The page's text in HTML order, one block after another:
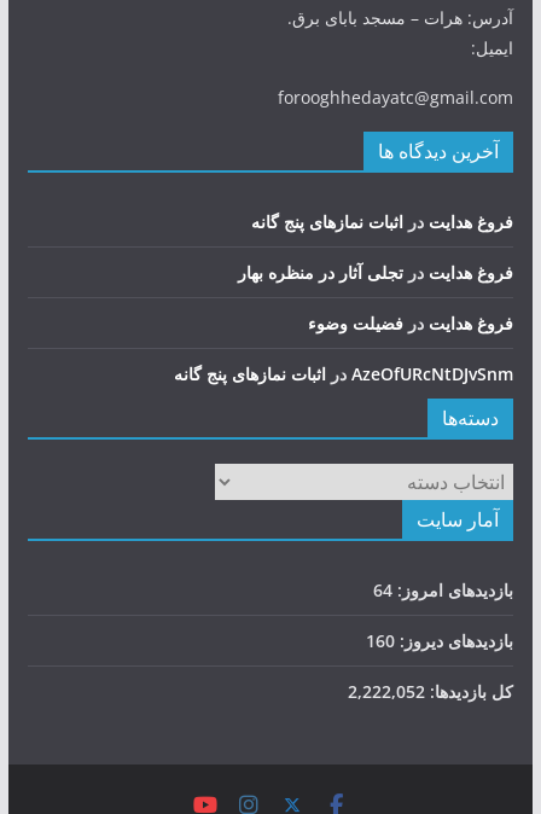
آدرس: هرات – مسجد بابای برق.
ایمیل:
forooghhedayatc@gmail.com
آخرین دیدگاه ها
فروغ هدایت در اثبات نمازهای پنج گانه
فروغ هدایت در تجلی آثار در منظره بهار
فروغ هدایت در فضيلت وضوء
AzeOfURcNtDJvSnmدر اثبات نمازهای پنج گانه
دسته‌ها
دسته‌ها
آمار سایت
بازدیدهای امروز: 64
بازدیدهای دیروز: 160
کل بازدیدها: 2,222,052